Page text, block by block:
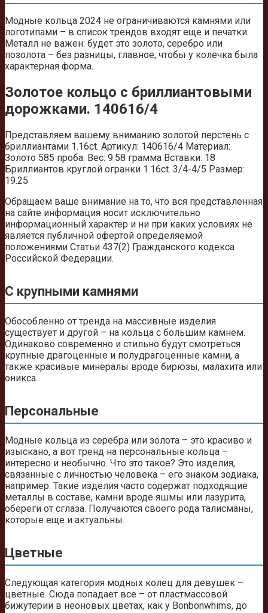
Модные кольца 2024 не ограничиваются камнями или
логотипами – в список трендов входят еще и печатки.
Металл не важен: будет это золото, серебро или
позолота – без разницы, главное, чтобы у колечка была
характерная форма.
Золотое кольцо с бриллиантовыми
дорожками. 140616/4
Представляем вашему вниманию золотой перстень с
бриллиантами 1.16ct. Артикул: 140616/4 Материал:
Золото 585 проба. Вес: 9.58 грамма Вставки: 18
Бриллиантов круглой огранки 1.16ct. 3/4-4/5 Размер:
19.25
Обращаем ваше внимание на то, что вся представленная
на сайте информация носит исключительно
информационный характер и ни при каких условиях не
является публичной офертой определяемой
положениями Статьи 437(2) Гражданского кодекса
Российской Федерации.
С крупными камнями
Обособленно от тренда на массивные изделия
существует и другой – на кольца с большим камнем.
Одинаково современно и стильно будут смотреться
крупные драгоценные и полудрагоценные камни, а
также красивые минералы вроде бирюзы, малахита или
оникса.
Персональные
Модные кольца из серебра или золота – это красиво и
изыскано, а вот тренд на персональные кольца –
интересно и необычно. Что это такое? Это изделия,
связанные с личностью человека – его знаком зодиака,
например. Такие изделия часто содержат подходящие
металлы в составе, камни вроде яшмы или лазурита,
обереги от сглаза. Получаются своего рода талисманы,
которые еще и актуальны.
Цветные
Следующая категория модных колец для девушек –
цветные. Сюда попадает все – от пластмассовой
бижутерии в неоновых цветах, как у Bonbonwhims, до